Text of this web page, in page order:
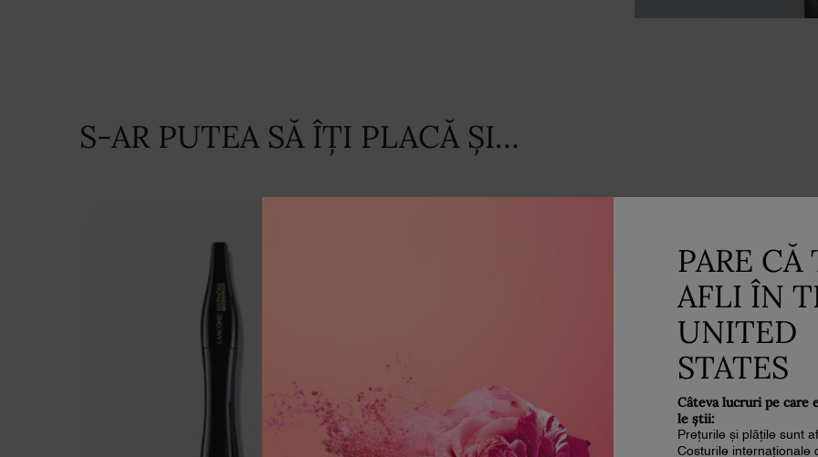
PDP Slot 1 SectionS-AR PUTEA SĂ ÎȚI PLACĂ ȘI…
PARE CĂ
AFLI ÎN
UNITED
STATES
Câteva lucruri pe care
le știi:
Prețurile și plățile sunt
Costurile internaționale